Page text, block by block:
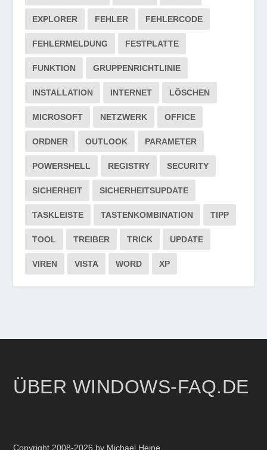
EXPLORER FEHLER FEHLERCODE
FEHLERMELDUNG FESTPLATTE
FUNKTION GRUPPENRICHTLINIE
INSTALLATION INTERNET LÖSCHEN
MICROSOFT NETZWERK OFFICE
ORDNER OUTLOOK PARAMETER
POWERSHELL REGISTRY SECURITY
SICHERHEIT SICHERHEITSUPDATE
TASKLEISTE TASTENKOMBINATION TIPP
TOOL TREIBER TRICK UPDATE
VIREN VISTA WORD XP
ÜBER WINDOWS-FAQ.DE
Copyright 2008-2026 by Michael Heine